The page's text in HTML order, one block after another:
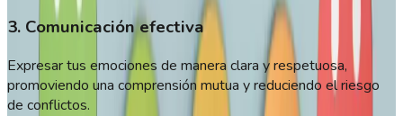
3. Comunicación efectiva
Expresar tus emociones de manera clara y respetuosa,
promoviendo una comprensión mutua y reduciendo el riesgo
de conflictos.